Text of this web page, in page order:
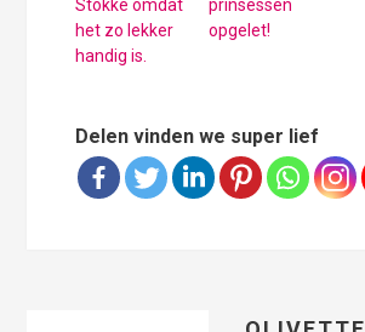
Stokke omdat
het zo lekker
handig is.
prinsessen
opgelet!
Delen vinden we super lief